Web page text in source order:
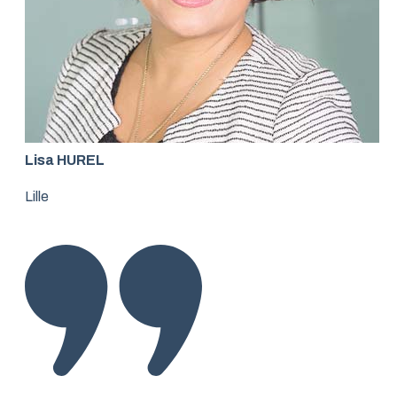
Lisa HUREL
Lille